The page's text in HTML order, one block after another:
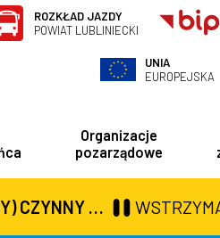
ROZKŁAD JAZDY
POWIAT LUBLINIECKI
UNIA
EUROPEJSKA
Organizacje
pozarządowe
DO GODZ. 16:30